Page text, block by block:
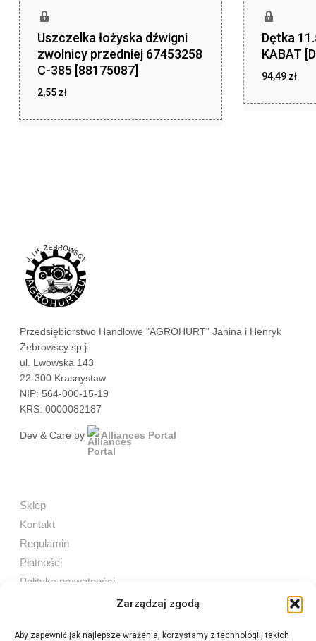
Zarządzaj zgodą
Aby zapewnić jak najlepsze wrażenia, korzystamy z technologii, takich
Uszczelka łożyska dźwigni
zwolnicy przedniej 67453258
C-385 [88175087]
2,55 zł
Dętka
KABAT
94,49 zł
Przedsiębiorstwo Handlowe "AGROHURT" Janina i Henryk
Żebrowscy sp.j.
ul. Lwowska 143
22-300 Krasnystaw
NIP: 564-000-15-19
KRS: 0000082187
Dev & Care by Alliances Portal
Sklep
Kontakt
Regulamin
Płatności
Polityka prywatności